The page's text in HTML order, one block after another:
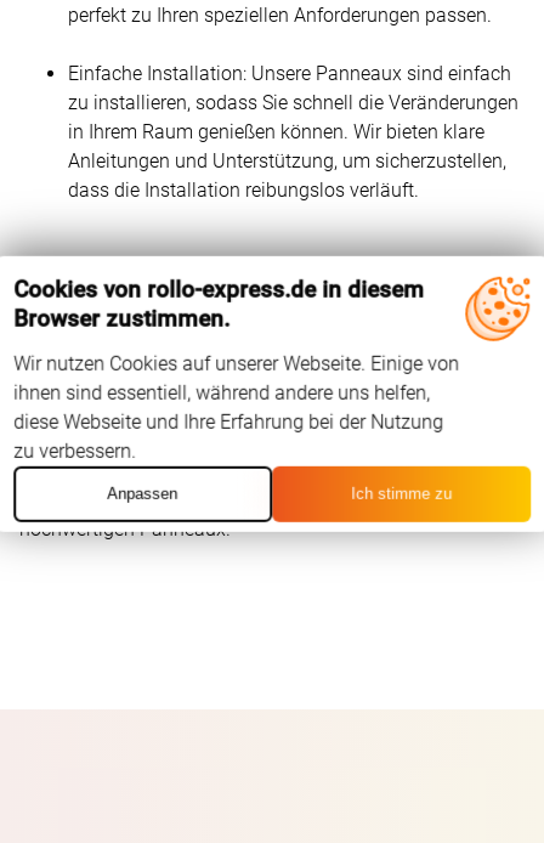
perfekt zu Ihren speziellen Anforderungen passen.
Einfache Installation: Unsere Panneaux sind einfach
zu installieren, sodass Sie schnell die Veränderungen
in Ihrem Raum genießen können. Wir bieten klare
Anleitungen und Unterstützung, um sicherzustellen,
dass die Installation reibungslos verläuft.
Entdecken Sie die Vielfalt von
Panneaux bei uns
Erforschen Sie unsere Kollektion von Panneaux und
entdecken Sie, wie diese eleganten Elemente Ihrem Raum
eine neue Dimension verleihen können. Bei Fragen stehen
wir Ihnen gerne zur Verfügung. Kontaktieren Sie uns noch
heute und verwandeln Sie Ihre Räume mit unseren
hochwertigen Panneaux.
Cookies von rollo-express.de in diesem
Browser zustimmen.
Wir nutzen Cookies auf unserer Webseite. Einige von
ihnen sind essentiell, während andere uns helfen,
diese Webseite und Ihre Erfahrung bei der Nutzung
zu verbessern.
Anpassen Ich stimme zu